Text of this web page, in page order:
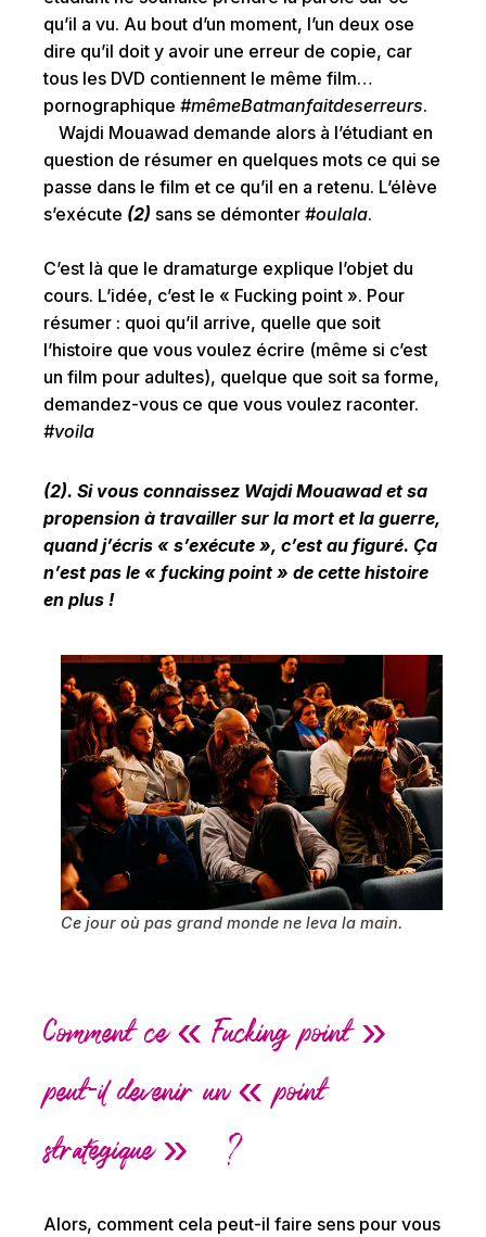
qu’il a vu. Au bout d’un moment, l’un deux ose
dire qu’il doit y avoir une erreur de copie, car
tous les DVD contiennent le même film…
pornographique #mêmeBatmanfaitdeserreurs.
Wajdi Mouawad demande alors à l’étudiant en
question de résumer en quelques mots ce qui se
passe dans le film et ce qu’il en a retenu. L’élève
s’exécute (2) sans se démonter #oulala.
C’est là que le dramaturge explique l’objet du
cours. L’idée, c’est le « Fucking point ». Pour
résumer : quoi qu’il arrive, quelle que soit
l’histoire que vous voulez écrire (même si c’est
un film pour adultes), quelque que soit sa forme,
demandez-vous ce que vous voulez raconter.
#voila
(2). Si vous connaissez Wajdi Mouawad et sa
propension à travailler sur la mort et la guerre,
quand j’écris « s’exécute », c’est au figuré. Ça
n’est pas le « fucking point » de cette histoire
en plus !
Ce jour où pas grand monde ne leva la main.
Comment ce « Fucking point »
peut-il devenir un « point
stratégique » ?
Alors, comment cela peut-il faire sens pour vous